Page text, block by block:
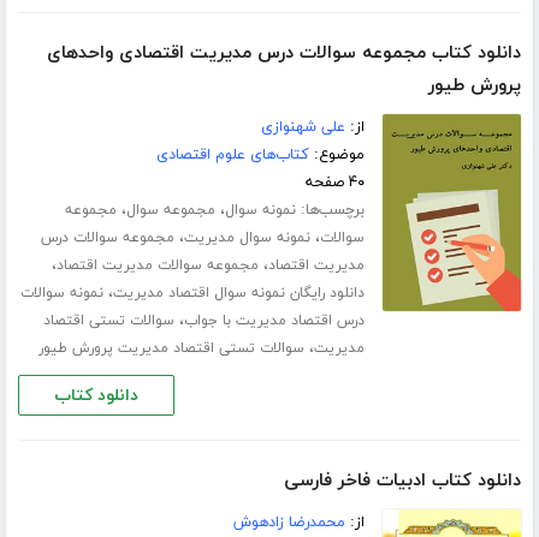
دانلود کتاب مجموعه سوالات درس مدیریت اقتصادی واحدهای
پرورش طیور
از: علی شهنوازی
موضوع:کتاب‌های علوم اقتصادی
۴۰ صفحه
برچسب‌ها:نمونه سوال، مجموعه سوال، مجموعه
سوالات،نمونه سوال مدیریت، مجموعه سوالات درس
مدیریت اقتصاد، مجموعه سوالات مدیریت اقتصاد،
دانلود رایگان نمونه سوال اقتصاد مدیریت،نمونه سوالات
درس اقتصاد مدیریت با جواب، سوالات تستی اقتصاد
مدیریت، سوالات تستی اقتصاد مدیریت پرورش طیور
دانلود کتاب
دانلود کتاب ادبیات فاخر فارسی
از: محمدرضا زادهوش